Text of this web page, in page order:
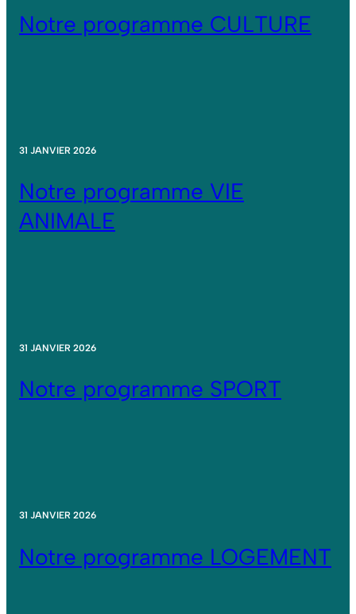
Notre programme CULTURE
31 JANVIER 2026
Notre programme VIE
ANIMALE
31 JANVIER 2026
Notre programme SPORT
31 JANVIER 2026
Notre programme LOGEMENT